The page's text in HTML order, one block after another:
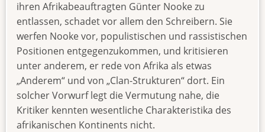
ihren Afrikabeauftragten Günter Nooke zu
entlassen, schadet vor allem den Schreibern. Sie
werfen Nooke vor, populistischen und rassistischen
Positionen entgegenzukommen, und kritisieren
unter anderem, er rede von Afrika als etwas
„Anderem“ und von „Clan-Strukturen“ dort. Ein
solcher Vorwurf legt die Vermutung nahe, die
Kritiker kennten wesentliche Charakteristika des
afrikanischen Kontinents nicht.